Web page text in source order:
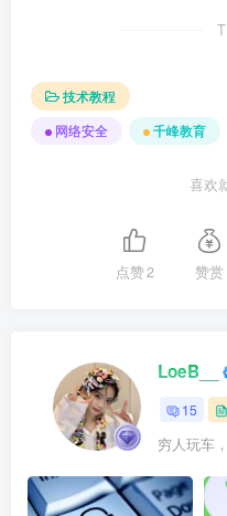
技术教程
网络安全
千峰教育
喜欢
点赞2 赞赏
LoeB__
15
穷人玩车